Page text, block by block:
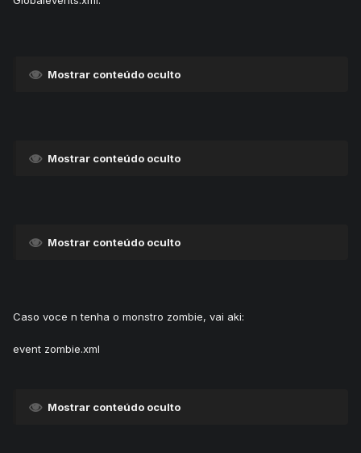
Mostrar conteúdo oculto
Mostrar conteúdo oculto
Mostrar conteúdo oculto
Caso voce n tenha o monstro zombie, vai aki:
event zombie.xml
Mostrar conteúdo oculto